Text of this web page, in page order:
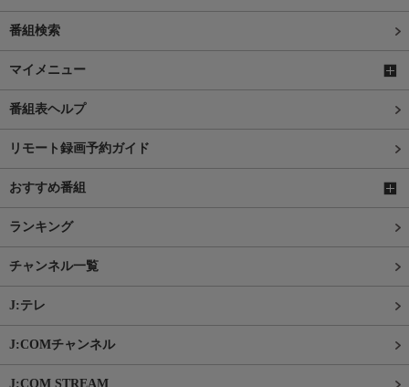
番組検索
マイメニュー
番組表ヘルプ
リモート録画予約ガイド
おすすめ番組
ランキング
チャンネル一覧
J:テレ
J:COMチャンネル
J:COM STREAM